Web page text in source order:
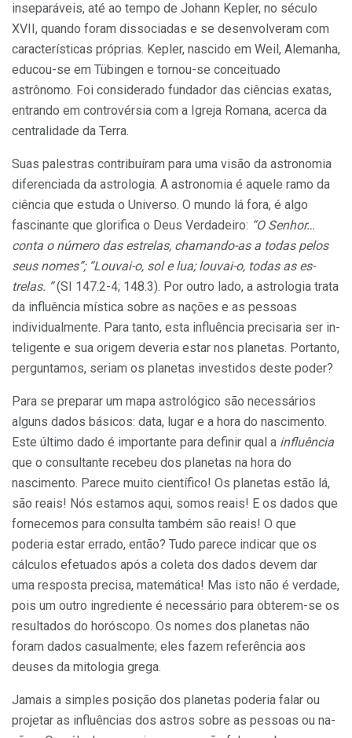
inseparáveis, até ao tempo de Johann Kepler, no século
XVII, quando foram dissociadas e se desenvolveram com
características próprias. Kepler, nascido em Weil, Alemanha,
educou-se em Tübingen e tornou-se conceitu­ado
astrônomo. Foi considerado fundador das ciências exatas,
entrando em contro­vérsia com a Igreja Romana, acerca da
centralidade da Terra.
Suas palestras contribuíram para uma vi­são da astronomia
diferenciada da astrolo­gia. A astronomia é aquele ramo da
ciência que estuda o Universo. O mundo lá fora, é algo
fascinante que glorifica o Deus Verdadeiro: “O Senhor…
conta o número das estrelas, chamando-as a todas pelos
seus nomes”; “Louvai-o, sol e lua; louvai-o, todas as es­
trelas. ”(SI 147.2-4; 148.3). Por outro lado, a astrologia trata
da influência mística sobre as nações e as pessoas
individualmente. Para tanto, esta influência precisaria ser in­
teligente e sua origem deveria estar nos pla­netas. Portanto,
perguntamos, seriam os pla­netas investidos deste poder?
Para se preparar um mapa astrológico são necessários
alguns dados básicos: data, lugar e a hora do nascimento.
Este último dado é importante para definir qual a influ­ência
que o consultante recebeu dos planetas na hora do
nascimento. Pare­ce muito científico! Os planetas estão lá,
são reais! Nós estamos aqui, somos reais! E os dados que
fornecemos para consulta também são reais! O que
poderia estar errado, então? Tudo parece indicar que os
cálculos efetuados após a coleta dos dados devem dar
uma res­posta precisa, matemática! Mas isto não é verdade,
pois um outro ingrediente é necessário para obterem-se os
resulta­dos do horóscopo. Os nomes dos plane­tas não
foram dados casualmente; eles fazem referência aos
deuses da mitologia grega.
Jamais a simples posição dos plane­tas poderia falar ou
projetar as influên­cias dos astros sobre as pessoas ou na­